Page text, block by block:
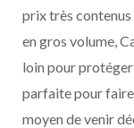
prix très
en gros volume,
loin pour
parfaite pour
moyen de venir